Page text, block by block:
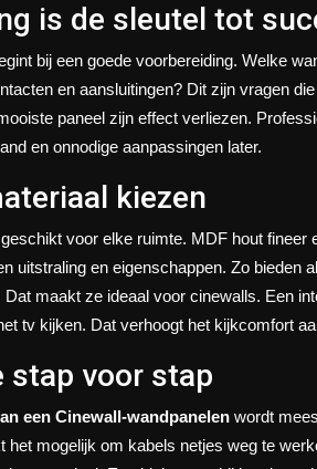
is de sleutel tot
bij een goede voorbereiding. Welke
en aansluitingen? Dit zijn vragen
paneel zijn effect verliezen.
en onnodige aanpassingen later.
kiezen
voor elke ruimte. MDF hout
uitstraling en eigenschappen. Zo bieden
maakt ze ideaal voor cinewalls. Een
tv kijken. Dat verhoogt het kijkcomfort
stap voor stap
een Cinewall-wandpanelen wordt
het mogelijk om kabels netjes weg te